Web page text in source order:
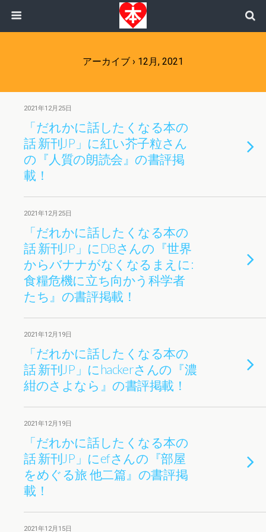
アーカイブ › 12月, 2021
2021年12月25日
「だれかに話したくなる本の
話 新刊JP」に紅い芥子粒さん
の『人質の朗読会』の書評掲
載！
2021年12月25日
「だれかに話したくなる本の
話 新刊JP」にDBさんの『世界
からバナナがなくなるまえに:
食糧危機に立ち向かう科学者
たち』の書評掲載！
2021年12月19日
「だれかに話したくなる本の
話 新刊JP」にhackerさんの『濃
紺のさよなら』の書評掲載！
2021年12月19日
「だれかに話したくなる本の
話 新刊JP」にefさんの『部屋
をめぐる旅 他二篇』の書評掲
載！
2021年12月15日